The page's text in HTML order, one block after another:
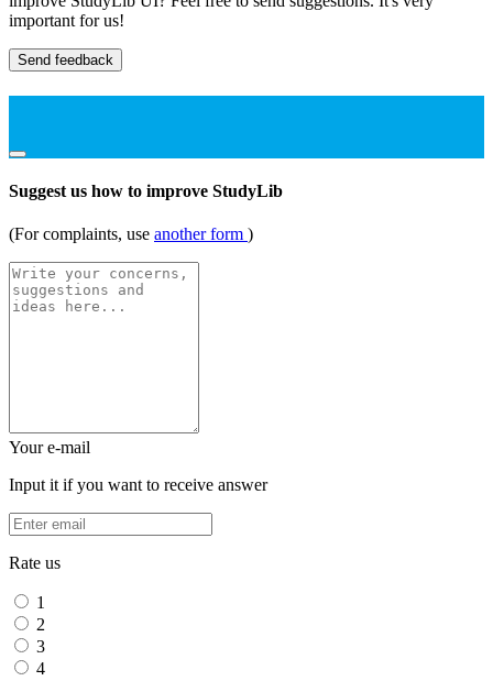
important for us!
Send feedback
Suggest us how to improve StudyLib
(For complaints, use another form )
Your e-mail
Input it if you want to receive answer
Rate us
1
2
3
4